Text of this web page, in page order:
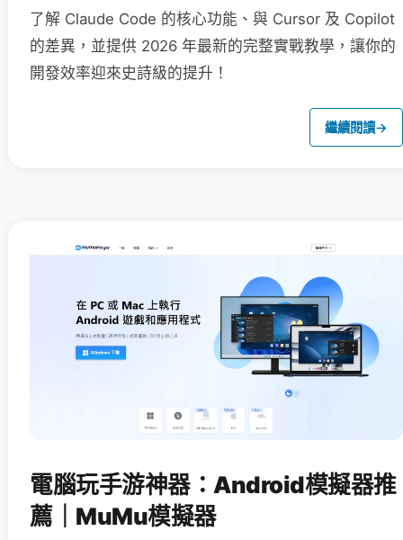
了解 Claude Code 的核心功能、與 Cursor 及 Copilot
的差異，並提供 2026 年最新的完整實戰教學，讓你的
開發效率迎來史詩級的提升！
繼續閱讀→
電腦玩手游神器：Android模擬器推
薦｜MuMu模擬器